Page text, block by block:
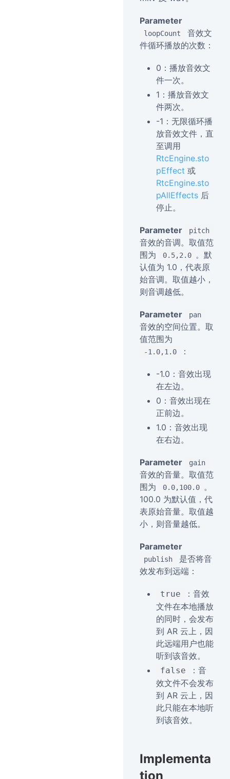
Parameter
loopCount
音效文
件循环播放的次数：
0：播放音效文
件一次。
1：播放音效文
件两次。
-1：无限循环播
放音效文件，直
至调用
RtcEngine.sto
pEffect 或
RtcEngine.sto
pAllEffects 后
停止。
Parameter pitch
音效的音调。取值范
围为
0.5,2.0 。默
认值为 1.0，代表原
始音调。取值越小，
则音调越低。
Parameter pan
音效的空间位置。取
值范围为
-1.0,1.0 ：
-1.0：音效出现
在左边。
0：音效出现在
正前边。
1.0：音效出现
在右边。
Parameter gain
音效的音量。取值范
围为
0.0,100.0 。
100.0 为默认值，代
表原始音量。取值越
小，则音量越低。
Parameter
publish
是否将音
效发布到远端：
true
：音效
文件在本地播放
的同时，会发布
到 AR 云上，因
此远端用户也能
听到该音效。
false
：音
效文件不会发布
到 AR 云上，因
此只能在本地听
到该音效。
Implementa
tion